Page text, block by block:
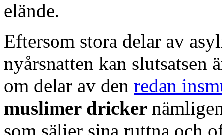
elände.
Eftersom stora delar av
nyårsnatten kan slutsatsen
om delar av den redan
muslimer dricker
som säljer sina ruttna och